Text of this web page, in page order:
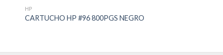
HP
CARTUCHO HP #96 800PGS NEGRO